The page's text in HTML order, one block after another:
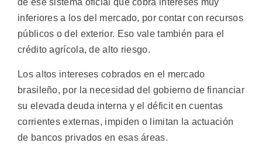
de ese sistema oficial que cobra intereses muy
inferiores a los del mercado, por contar con recursos
públicos o del exterior. Eso vale también para el
crédito agrícola, de alto riesgo.
Los altos intereses cobrados en el mercado
brasileño, por la necesidad del gobierno de financiar
su elevada deuda interna y el déficit en cuentas
corrientes externas, impiden o limitan la actuación
de bancos privados en esas áreas.